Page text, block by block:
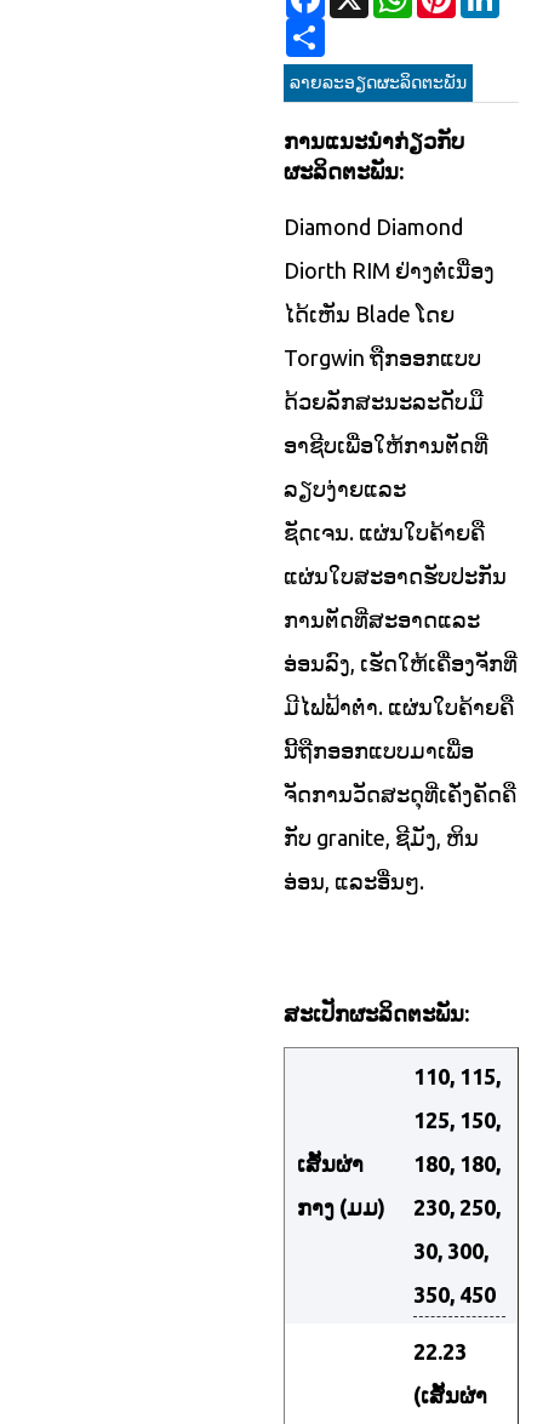
ລາຍ​ລະ​ອຽດ​ຜະ​ລິດ​ຕະ​ພັນ
ການແນະນໍາກ່ຽວກັບ
ຜະລິດຕະພັນ:
Diamond Diamond
Diorth RIM ຢ່າງຕໍ່ເນື່ອງ
ໄດ້ເຫັນ Blade ໂດຍ
Torgwin ຖືກອອກແບບ
ດ້ວຍລັກສະນະລະດັບມື
ອາຊີບເພື່ອໃຫ້ການຕັດທີ່
ລຽບງ່າຍແລະ
ຊັດເຈນ. ແຜ່ນໃບຄ້າຍຄື
ແຜ່ນໃບສະອາດຮັບປະກັນ
ການຕັດທີ່ສະອາດແລະ
ອ່ອນລົງ, ເຮັດໃຫ້ເຄື່ອງຈັກທີ່
ມີໄຟຟ້າຕໍ່າ. ແຜ່ນໃບຄ້າຍຄື
ນີ້ຖືກອອກແບບມາເພື່ອ
ຈັດການວັດສະດຸທີ່ເຄັ່ງຄັດຄື
ກັບ granite, ຊີມັງ, ຫິນ
ອ່ອນ, ແລະອື່ນໆ.
ສະເປັກຜະລິດຕະພັນ:
ເສັ້ນຜ່າ
ກາງ (ມມ)
110, 115,
125, 150,
180, 180,
230, 250,
30, 300,
350, 450
22.23
(ເສັ້ນຜ່າ